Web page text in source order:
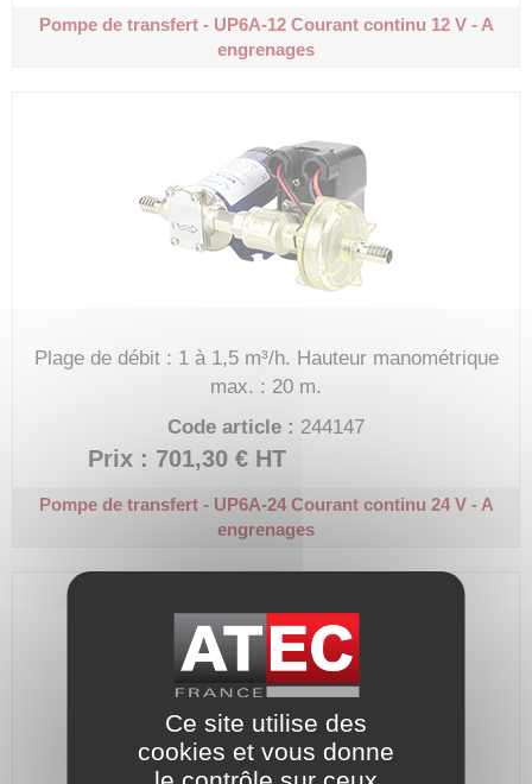
Pompe de transfert - UP6A-12Courant continu 12 V - A
engrenages
Plage de débit : 1 à 1,5 m³/h. Hauteur manométrique
max. : 20 m.
Code article : 244147
Prix : 701,30 € HT
Pompe de transfert - UP6A-24Courant continu 24 V - A
engrenages
Ce site utilise des
cookies et vous donne